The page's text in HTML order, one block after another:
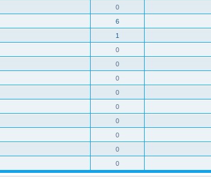
0
6
1
0
0
0
0
0
0
0
0
0